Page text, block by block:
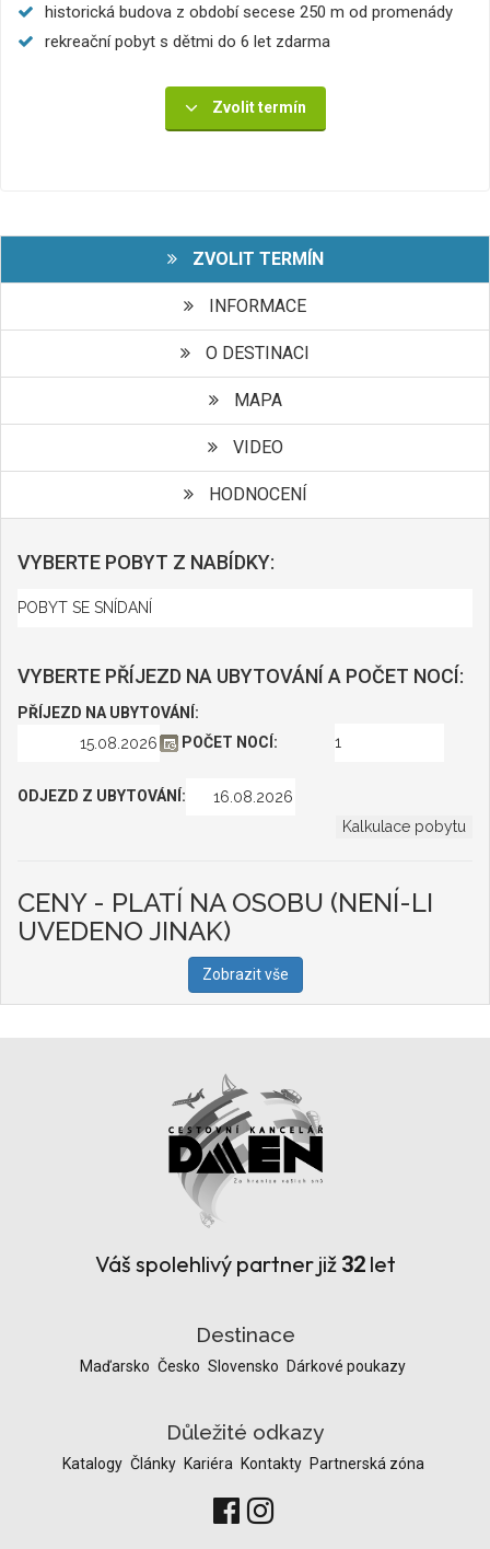
historická budova z období secese 250 m od promenády
rekreační pobyt s dětmi do 6 let zdarma
Zvolit termín
ZVOLIT TERMÍN
INFORMACE
O DESTINACI
MAPA
VIDEO
HODNOCENÍ
VYBERTE POBYT Z NABÍDKY:
VYBERTE PŘÍJEZD NA UBYTOVÁNÍ A POČET NOCÍ:
PŘÍJEZD NA UBYTOVÁNÍ:
POČET NOCÍ:
ODJEZD Z UBYTOVÁNÍ:
CENY - PLATÍ NA OSOBU (NENÍ-LI
UVEDENO JINAK)
Zobrazit vše
Váš spolehlivý partner již 32let
Destinace
Maďarsko Česko Slovensko Dárkové poukazy
Důležité odkazy
Katalogy Články Kariéra Kontakty Partnerská zóna